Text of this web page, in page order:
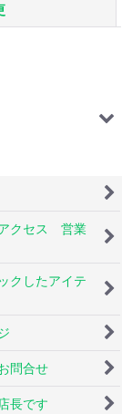
クセス 営業
クしたアイテ
問合せ
長です